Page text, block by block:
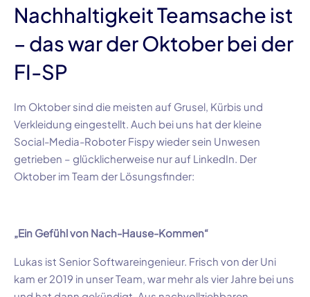
Nachhaltigkeit Teamsache ist
– das war der Oktober bei der
FI-SP
Im Oktober sind die meisten auf Grusel, Kürbis und
Verkleidung eingestellt. Auch bei uns hat der kleine
Social-Media-Roboter Fispy wieder sein Unwesen
getrieben – glücklicherweise nur auf LinkedIn. Der
Oktober im Team der Lösungsfinder:
„Ein Gefühl von Nach-Hause-Kommen“
Lukas ist Senior Softwareingenieur. Frisch von der Uni
kam er 2019 in unser Team, war mehr als vier Jahre bei uns